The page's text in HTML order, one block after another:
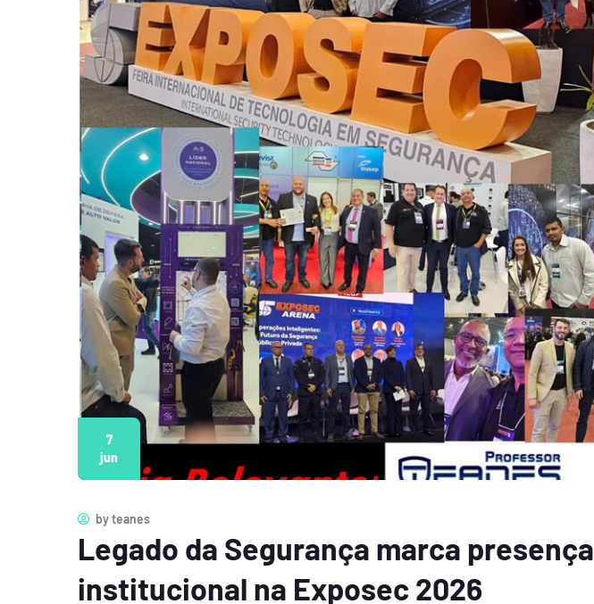
7
jun
byteanes
Legado da Segurança marca presença
institucional na Exposec 2026